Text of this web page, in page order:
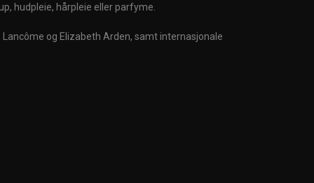
hudpleie, hårpleie eller parfyme.
Lancôme og Elizabeth Arden, samt internasjonale